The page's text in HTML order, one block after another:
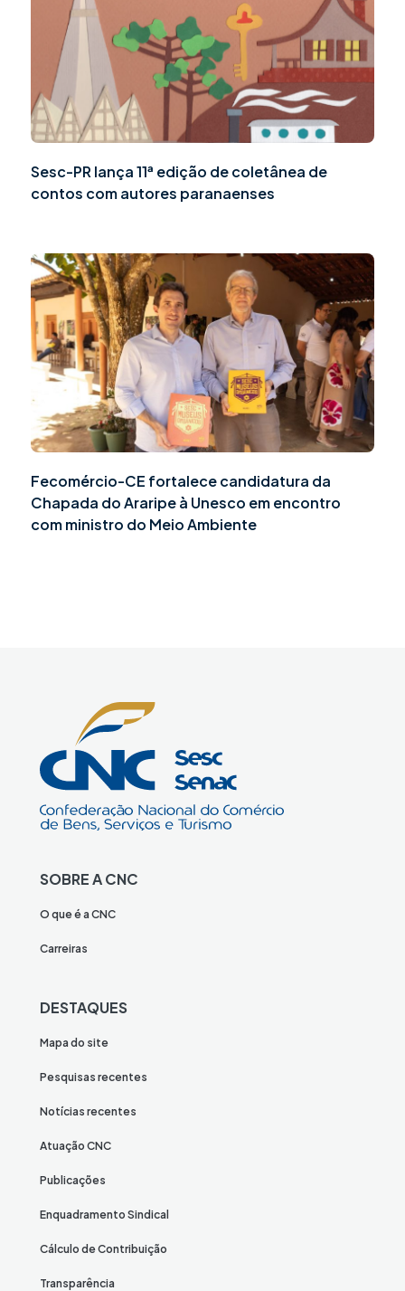
Sesc-PR lança 11ª edição de coletânea de
contos com autores paranaenses
Fecomércio-CE fortalece candidatura da
Chapada do Araripe à Unesco em encontro
com ministro do Meio Ambiente
SOBRE A CNC
O que é a CNC
Carreiras
DESTAQUES
Mapa do site
Pesquisas recentes
Notícias recentes
Atuação CNC
Publicações
Enquadramento Sindical
Cálculo de Contribuição
Transparência